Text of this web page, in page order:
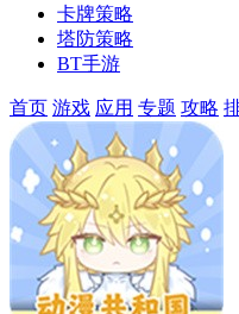
卡牌策略
塔防策略
BT手游
首页 游戏 应用 专题 攻略